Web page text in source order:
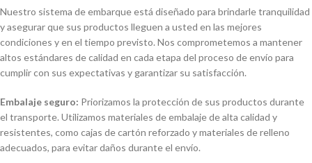
Nuestro sistema de embarque está diseñado para brindarle tranquilidad
y asegurar que sus productos lleguen a usted en las mejores
condiciones y en el tiempo previsto. Nos comprometemos a mantener
altos estándares de calidad en cada etapa del proceso de envío para
cumplir con sus expectativas y garantizar su satisfacción.
Embalaje seguro: Priorizamos la protección de sus productos durante
el transporte. Utilizamos materiales de embalaje de alta calidad y
resistentes, como cajas de cartón reforzado y materiales de relleno
adecuados, para evitar daños durante el envío.